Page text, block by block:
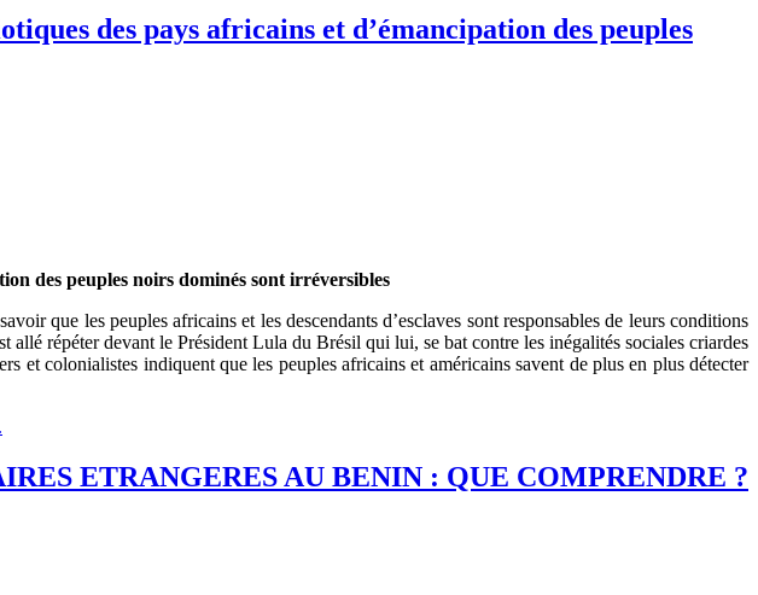
des pays africains et d’émancipation des peuples
des peuples noirs dominés sont irréversibles
que les peuples africains et les descendants d’esclaves sont responsables de leurs conditions
allé répéter devant le Président Lula du Brésil qui lui, se bat contre les inégalités sociales criardes
et colonialistes indiquent que les peuples africains et américains savent de plus en plus détecter
ETRANGERES AU BENIN : QUE COMPRENDRE ?